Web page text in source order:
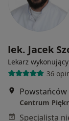
lek. Jacek
Lekarz
36
Powstańców
Centrum